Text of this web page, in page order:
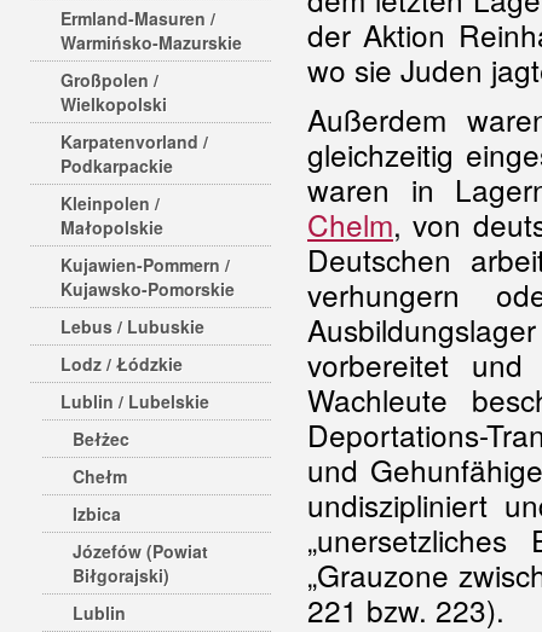
Ermland-Masuren /
Warmińsko-Mazurskie
Großpolen /
Wielkopolski
Karpatenvorland /
Podkarpackie
Kleinpolen /
Małopolskie
Kujawien-Pommern /
Kujawsko-Pomorskie
Lebus / Lubuskie
Lodz / Łódzkie
Lublin / Lubelskie
Bełżec
Chełm
Izbica
Józefów (Powiat
Biłgorajski)
Lublin
der Aktion
wo sie Juden
Außerdem
gleichzeitig
waren in
Chelm, von
Deutschen
verhungern
vorbereitet
Wachleute
Deportations-
und
undiszipliniert
„Grauzone
221 bzw. 223).